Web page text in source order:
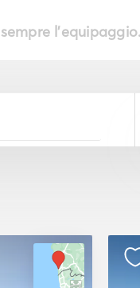
sempre l'equipaggio.